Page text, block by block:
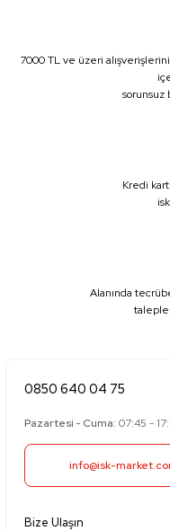
7000 TL ve üzeri
Kredi
Alanında
0850 640 04 75
Pazartesi - Cuma: 07:45 -
info@isk-
Bize Ulaşın